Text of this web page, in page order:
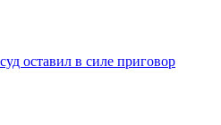
оставил в силе приговор